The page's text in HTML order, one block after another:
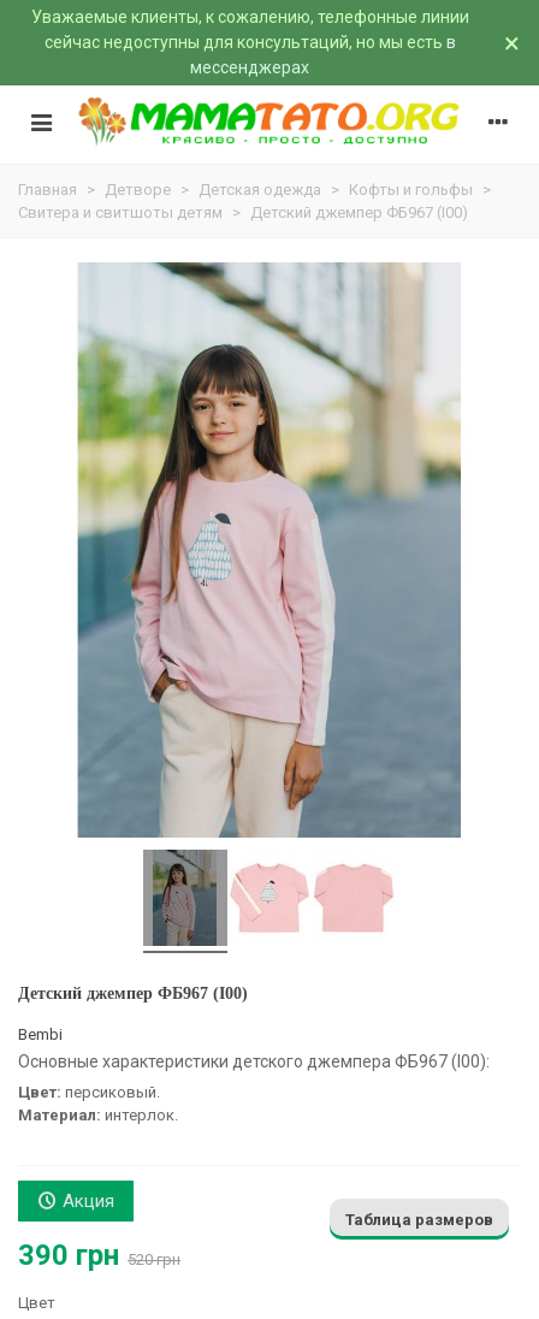
Уважаемые клиенты, к сожалению, телефонные линии
сейчас недоступны для консультаций, но мы есть в
мессенджерах
×
Главная > Детворе > Детская одежда > Кофты и гольфы
>
Свитера и свитшоты детям
> Детский джемпер ФБ967 (I00)
Детский джемпер ФБ967 (I00)
Bembi
Основные характеристики детского джемпера ФБ967 (I00):
Цвет: персиковый.
Материал: интерлок.
Акция
390 грн 520 грн
Таблица размеров
Цвет